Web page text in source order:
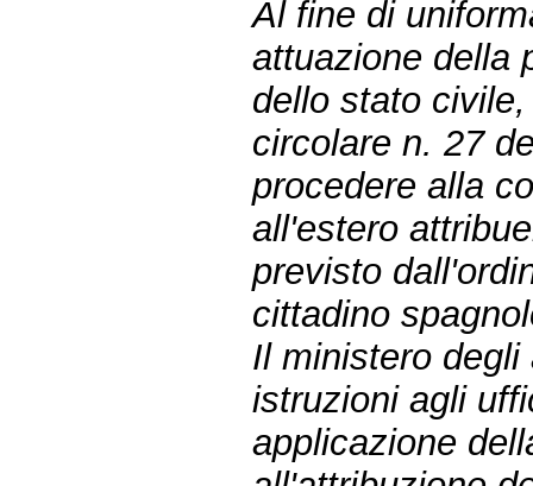
Al fine di
attuazione della
dello stato
circolare n. 27
procedere alla
all'estero
previsto
cittadino
Il ministero
istruzioni agli
applicazione